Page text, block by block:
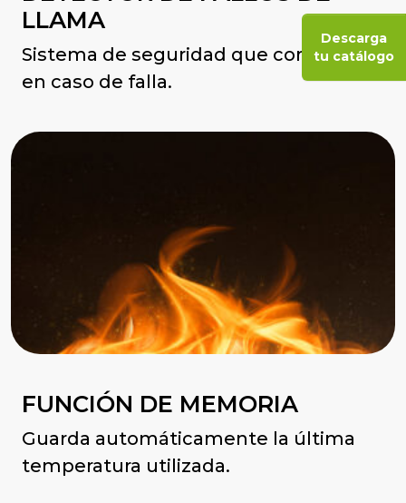
Descarga
tu catálogo
LLAMA
Sistema de seguridad que corta el gas
en caso de falla.
FUNCIÓN DE MEMORIA
Guarda automáticamente la última
temperatura utilizada.